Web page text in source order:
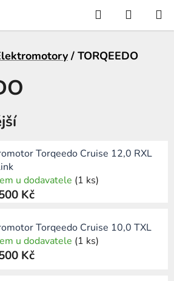
Hledat
KOŠÍK
/ TORQEEDO
Torqeedo Cruise 12,0 RXL
u dodavatele (1 ks)
Kč
Torqeedo Cruise 10,0 TXL
u dodavatele (1 ks)
Kč